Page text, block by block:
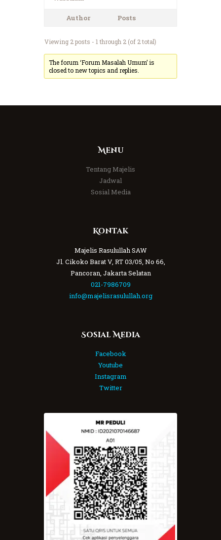
Author Posts
Viewing 2 posts - 1 through 2 (of 2 total)
The forum ‘Forum Masalah Umum’ is
closed to new topics and replies.
Menu
Tentang Majelis
Jadwal
Sosial Media
Kontak
Majelis Rasulullah SAW
Jl. Cikoko Barat V, RT 03/05, No 66,
Pancoran, Jakarta Selatan
021-7986709
info@majelisrasulullah.org
Sosial Media
Facebook
Youtube
Instagram
Twitter